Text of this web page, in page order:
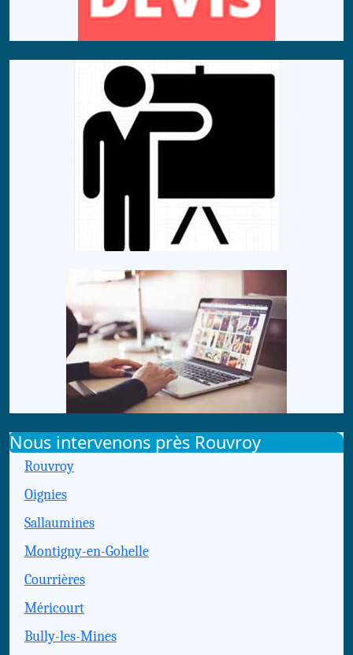
Nous intervenons près Rouvroy
Rouvroy
Oignies
Sallaumines
Montigny-en-Gohelle
Courrières
Méricourt
Bully-les-Mines